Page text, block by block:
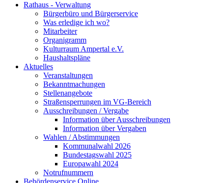
Rathaus - Verwaltung
Bürgerbüro und Bürgerservice
Was erledige ich wo?
Mitarbeiter
Organigramm
Kulturraum Ampertal e.V.
Haushaltspläne
Aktuelles
Veranstaltungen
Bekanntmachungen
Stellenangebote
Straßensperrungen im VG-Bereich
Ausschreibungen / Vergabe
Information über Ausschreibungen
Information über Vergaben
Wahlen / Abstimmungen
Kommunalwahl 2026
Bundestagswahl 2025
Europawahl 2024
Notrufnummern
Behördenservice Online